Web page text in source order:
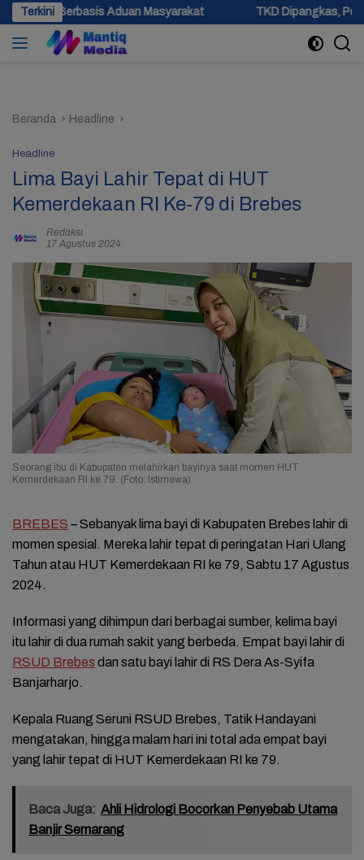
Langsung
ke
konten
Terkini
Aduan Masyarakat TKD Dipangkas, Pemprov Jateng
Beranda Headline
Headline
Lima Bayi Lahir Tepat di HUT
Kemerdekaan RI Ke-79 di Brebes
Redaksi
17 Agustus 2024
Seorang ibu di Kabupaten melahirkan bayinya saat momen HUT
Kemerdekaan RI ke 79. (Foto: Istimewa)
BREBES – Sebanyak lima bayi di Kabupaten Brebes lahir di
momen spesial. Mereka lahir tepat di peringatan Hari Ulang
Tahun atau HUT Kemerdekaan RI ke 79, Sabtu 17 Agustus
2024.
Informasi yang dihimpun dari berbagai sumber, kelima bayi
itu lahir di dua rumah sakit yang berbeda. Empat bayi lahir di
RSUD Brebes dan satu bayi lahir di RS Dera As-Syifa
Banjarharjo.
Kepala Ruang Seruni RSUD Brebes, Tatik Handayani
mengatakan, hingga malam hari ini total ada empat bayi
yang lahir tepat di HUT Kemerdekaan RI ke 79.
Baca Juga: Ahli Hidrologi Bocorkan Penyebab Utama
Banjir Semarang